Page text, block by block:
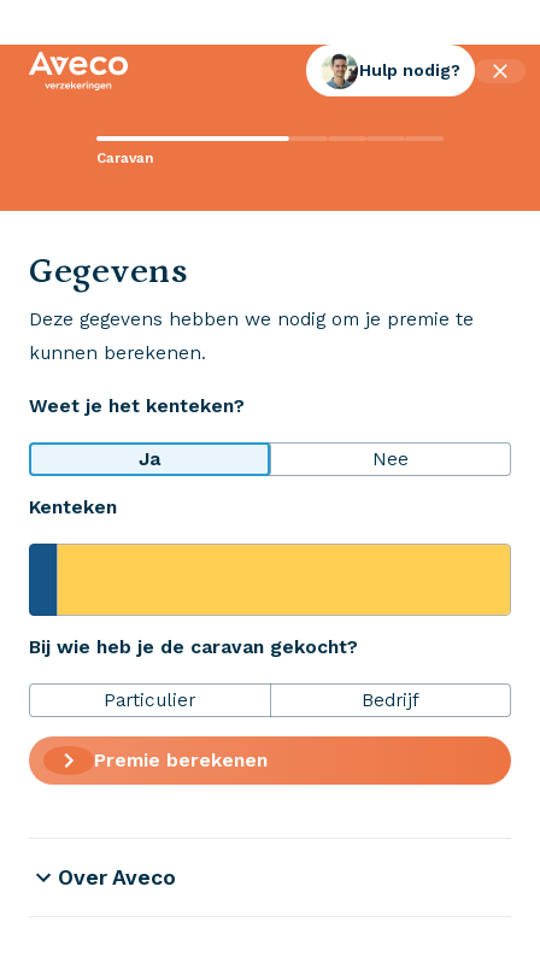
Caravan
Hulp nodig?
Gegevens
Deze gegevens hebben we nodig om je premie te
kunnen berekenen.
Weet je het kenteken?
Ja Nee
Kenteken
Bij wie heb je de caravan gekocht?
Particulier Bedrijf
Premie berekenen
Contact met Aveco?
Wij staan voor je klaar!
Wij krijgen een 8,5!
Op basis van ruim 3.000 reviews
Bekijk wat anderen over ons zeggen
+31 (0)523 - 20 80 30
Verzekeringen
Over Aveco